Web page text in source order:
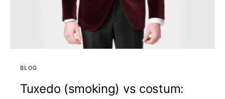
BLOG
Tuxedo (smoking) vs costum: